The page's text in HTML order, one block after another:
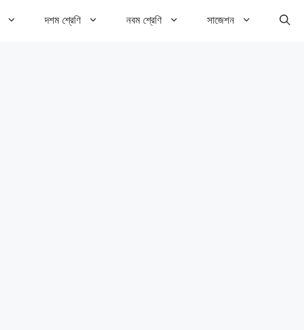
দশম শ্রেণি নবম শ্রেণি সাজেশন